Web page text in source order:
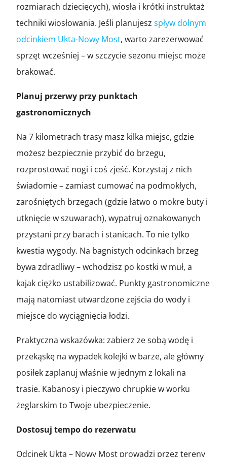
rozmiarach dziecięcych), wiosła i krótki instruktaż
techniki wiosłowania. Jeśli planujesz spływ dolnym
odcinkiem Ukta-Nowy Most, warto zarezerwować
sprzęt wcześniej – w szczycie sezonu miejsc może
brakować.
Planuj przerwy przy punktach
gastronomicznych
Na 7 kilometrach trasy masz kilka miejsc, gdzie
możesz bezpiecznie przybić do brzegu,
rozprostować nogi i coś zjeść. Korzystaj z nich
świadomie – zamiast cumować na podmokłych,
zarośniętych brzegach (gdzie łatwo o mokre buty i
utknięcie w szuwarach), wypatruj oznakowanych
przystani przy barach i stanicach. To nie tylko
kwestia wygody. Na bagnistych odcinkach brzeg
bywa zdradliwy – wchodzisz po kostki w muł, a
kajak ciężko ustabilizować. Punkty gastronomiczne
mają natomiast utwardzone zejścia do wody i
miejsce do wyciągnięcia łodzi.
Praktyczna wskazówka: zabierz ze sobą wodę i
przekąskę na wypadek kolejki w barze, ale główny
posiłek zaplanuj właśnie w jednym z lokali na
trasie. Kabanosy i pieczywo chrupkie w worku
żeglarskim to Twoje ubezpieczenie.
Dostosuj tempo do rezerwatu
Odcinek Ukta – Nowy Most prowadzi przez tereny